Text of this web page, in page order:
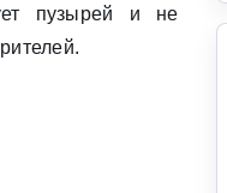
пузырей и не